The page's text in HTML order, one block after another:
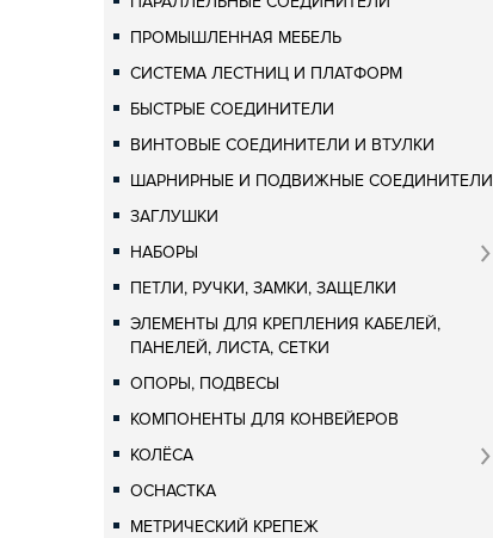
ПРОМЫШЛЕННАЯ МЕБЕЛЬ
СИСТЕМА ЛЕСТНИЦ И ПЛАТФОРМ
БЫСТРЫЕ СОЕДИНИТЕЛИ
ВИНТОВЫЕ СОЕДИНИТЕЛИ И ВТУЛКИ
ШАРНИРНЫЕ И ПОДВИЖНЫЕ СОЕДИНИТЕЛИ
ЗАГЛУШКИ
НАБОРЫ
ПЕТЛИ, РУЧКИ, ЗАМКИ, ЗАЩЕЛКИ
ЭЛЕМЕНТЫ ДЛЯ КРЕПЛЕНИЯ КАБЕЛЕЙ,
ПАНЕЛЕЙ, ЛИСТА, СЕТКИ
ОПОРЫ, ПОДВЕСЫ
КОМПОНЕНТЫ ДЛЯ КОНВЕЙЕРОВ
КОЛЁСА
ОСНАСТКА
МЕТРИЧЕСКИЙ КРЕПЕЖ